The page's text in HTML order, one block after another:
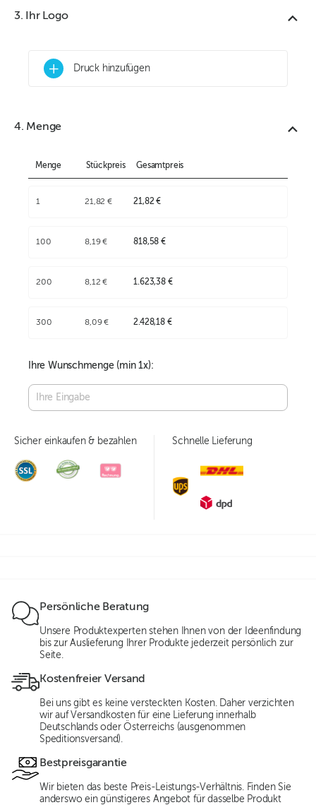
3. Ihr Logo
+ Druck hinzufügen
4. Menge
Menge Stückpreis Gesamtpreis
1 21,82 € 21,82 €
100 8,19 € 818,58 €
200 8,12 € 1.623,38 €
300 8,09 € 2.428,18 €
Ihre Wunschmenge (min1x):
Sicher einkaufen & bezahlen Schnelle Lieferung
Persönliche Beratung
Unsere Produktexperten stehen Ihnen von der Ideenfindung
bis zur Auslieferung Ihrer Produkte jederzeit persönlich zur
Seite.
Kostenfreier Versand
Bei uns gibt es keine versteckten Kosten. Daher verzichten
wir auf Versandkosten für eine Lieferung innerhalb
Deutschlands oder Österreichs (ausgenommen
Speditionsversand).
Bestpreisgarantie
Wir bieten das beste Preis-Leistungs-Verhältnis. Finden Sie
anderswo ein günstigeres Angebot für dasselbe Produkt